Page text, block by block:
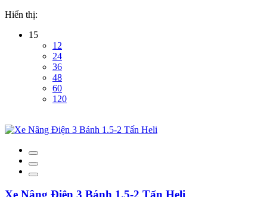
Hiển thị:
15
12
24
36
48
60
120
Xe Nâng Điện 3 Bánh 1.5-2 Tấn Heli